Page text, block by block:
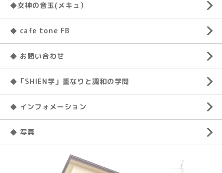
◆女神の音玉(メキュ）
◆ cafe tone FB
◆ お問い合わせ
◆「SHIEN学」重なりと調和の学問
◆ インフォメーション
◆ 写真